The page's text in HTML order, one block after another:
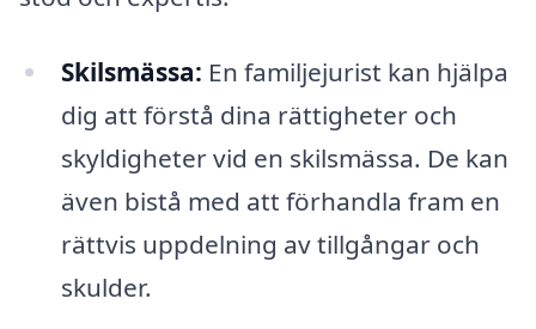
Skilsmässa: En familjejurist kan hjälpa
dig att förstå dina rättigheter och
skyldigheter vid en skilsmässa. De kan
även bistå med att förhandla fram en
rättvis uppdelning av tillgångar och
skulder.